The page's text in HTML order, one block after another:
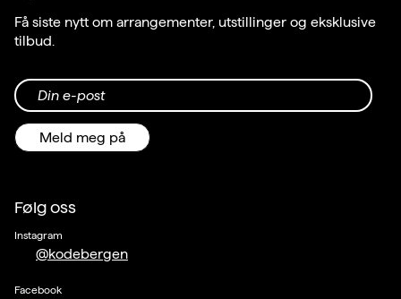
Få siste nytt om arrangementer, utstillinger og eksklusive
tilbud.
Din e-post
Meld meg på
Følg oss
Instagram
@kodebergen
Facebook